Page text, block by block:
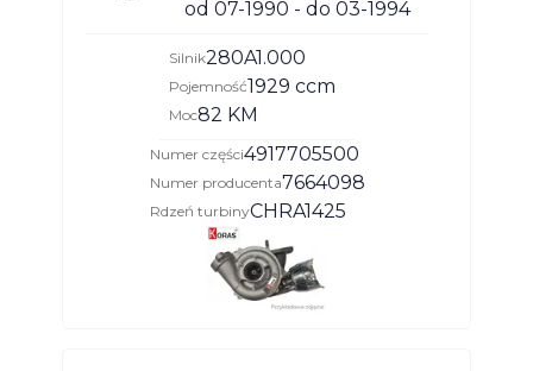
od 07-1990 - do 03-1994
Silnik280A1.000
Pojemność1929 ccm
Moc82 KM
Numer części4917705500
Numer producenta7664098
Rdzeń turbinyCHRA1425